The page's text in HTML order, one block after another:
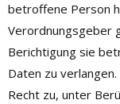
betroffene Person
Verordnungsgeber
Berichtigung sie
Daten zu
Recht zu, unter